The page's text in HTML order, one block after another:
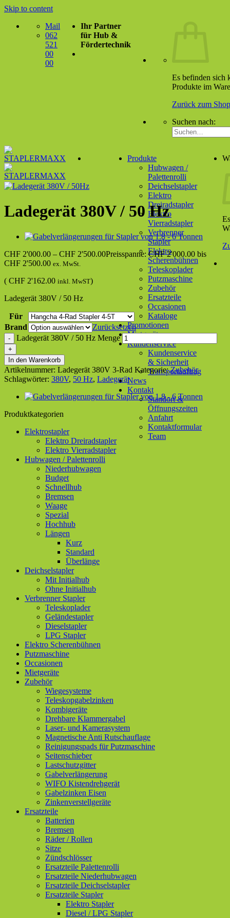
Skip to content
Mail
062
521
00
00
Ihr Partner
für Hub &
Fördertechnik
Es befinden sich
Produkte im
Zurück zum Shop
Suchen nach:
Produkte
Hubwagen /
Palettenrolli
Deichselstapler
Elektro
Dreiradstapler
Elektro
Vierradstapler
Verbrenner
Stapler
Elektro
Scherenbühnen
Teleskoplader
Putzmaschine
Zubehör
Ersatzteile
Occasionen
Kataloge
Promotionen
Mietgeräte
Kundenservice
Kundenservice
& Sicherheit
Transportauftrag
News
Kontakt
Standort &
Öffnungszeiten
Anfahrt
Kontaktformular
Team
Ladegerät 380V / 50 Hz
CHF 2'000.00 – CHF 2'500.00Preisspanne: CHF 2'000.00 bis
CHF 2'500.00 ex. MwSt.
( CHF 2'162.00 inkl. MwST)
Ladegerät 380V / 50 Hz
Für
Brand
Zurücksetzen
Ladegerät 380V / 50 Hz Menge
In den Warenkorb
Artikelnummer: Ladegerät 380V 3-Rad Kategorie:Zubehör
Schlagwörter: 380V, 50 Hz, Ladegerät
Produktkategorien
Elektrostapler
Elektro Dreiradstapler
Elektro Vierradstapler
Hubwagen / Palettenrolli
Niederhubwagen
Budget
Schnellhub
Bremsen
Waage
Spezial
Hochhub
Längen
Kurz
Standard
Überlänge
Deichselstapler
Mit Initialhub
Ohne Initialhub
Verbrenner Stapler
Teleskoplader
Geländestapler
Dieselstapler
LPG Stapler
Elektro Scherenbühnen
Putzmaschine
Occasionen
Mietgeräte
Zubehör
Wiegesysteme
Teleskopgabelzinken
Kombigeräte
Drehbare Klammergabel
Laser- und Kamerasystem
Magnetische Anti Rutschauflage
Reinigungspads für Putzmaschine
Seitenschieber
Lastschutzgitter
Gabelverlängerung
WIFO Kistendrehgerät
Gabelzinken Eisen
Zinkenverstellgeräte
Ersatzteile
Batterien
Bremsen
Räder / Rollen
Sitze
Zündschlösser
Ersatzteile Palettenrolli
Ersatzteile Niederhubwagen
Ersatzteile Deichselstapler
Ersatzteile Stapler
Elektro Stapler
Diesel / LPG Stapler